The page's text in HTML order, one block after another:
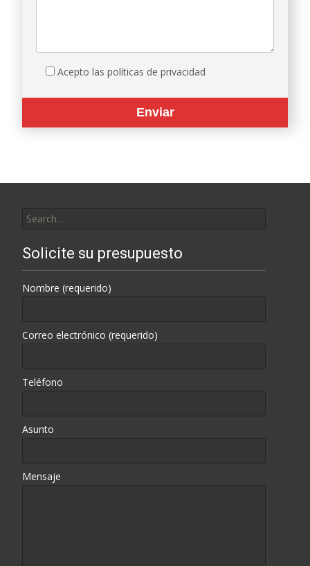
Acepto las políticas de privacidad
for:
Solicite su presupuesto
Nombre (requerido)
Correo electrónico (requerido)
Teléfono
Asunto
Mensaje